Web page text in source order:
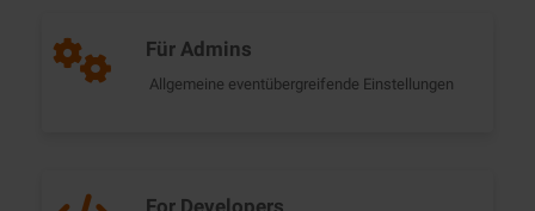
Für Admins
Allgemeine eventübergreifende Einstellungen
For Developers